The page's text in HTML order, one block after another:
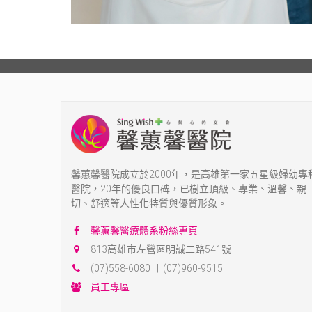
馨蕙馨醫院成立於2000年，是高雄第一家五星級婦幼專
醫院，20年的優良口碑，已樹立頂級、專業、溫馨、親
切、舒適等人性化特質與優質形象。
馨蕙馨醫療體系粉絲專頁
813高雄市左營區明誠二路541號
(07)558-6080 | (07)960-9515
員工專區